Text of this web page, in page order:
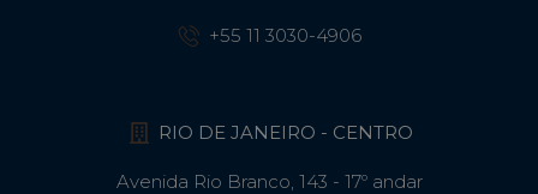
+55 11 3030-4906
RIO DE JANEIRO - CENTRO
Avenida Rio Branco, 143 - 17º andar